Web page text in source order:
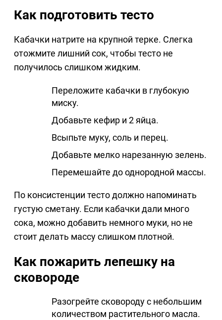
Как подготовить тесто
Кабачки натрите на крупной терке. Слегка
отожмите лишний сок, чтобы тесто не
получилось слишком жидким.
Переложите кабачки в глубокую
миску.
Добавьте кефир и 2 яйца.
Всыпьте муку, соль и перец.
Добавьте мелко нарезанную зелень.
Перемешайте до однородной массы.
По консистенции тесто должно напоминать
густую сметану. Если кабачки дали много
сока, можно добавить немного муки, но не
стоит делать массу слишком плотной.
Как пожарить лепешку на
сковороде
Разогрейте сковороду с небольшим
количеством растительного масла.